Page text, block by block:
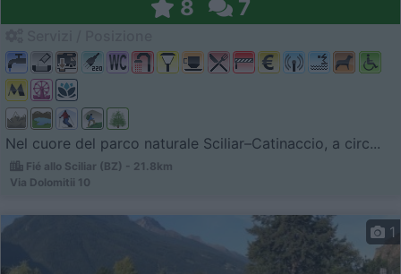
8 7
Nel cuore del parco naturale Sciliar–Catinaccio, a circ...
Fié allo Sciliar (BZ) - 21.8km
Via Dolomitii 10
1